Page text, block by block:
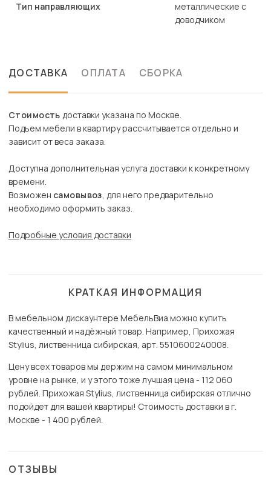
Тип направляющих
металлические с
доводчиком
ДОСТАВКА ОПЛАТА СБОРКА
Стоимость доставки указана по Москве.
Подъем мебели в квартиру рассчитывается отдельно и
зависит от веса заказа.
Доступна дополнительная услуга доставки к конкретному
времени.
Возможен самовывоз, для него предварительно
необходимо оформить заказ.
Подробные условия доставки
КРАТКАЯ ИНФОРМАЦИЯ
В мебельном дискаунтере МебельВиа можно купить
качественный и надёжный товар. Например, Прихожая
Stylius, лиственница сибирская, арт. 5510600240008.
Цену всех товаров мы держим на самом минимальном
уровне на рынке, и у этого тоже лучшая цена - 112 060
рублей. Прихожая Stylius, лиственница сибирская отлично
подойдет для вашей квартиры! Стоимость доставки в г.
Москве - 1 400 рублей.
ОТЗЫВЫ